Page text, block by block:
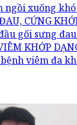
ngồi xuống
CỨNG
gối sưng
KHỚP
viêm đa